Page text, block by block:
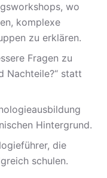
wo
komplexe
zu erklären.
Fragen zu
Nachteile?“ statt
Hintergrund.
die
schulen.